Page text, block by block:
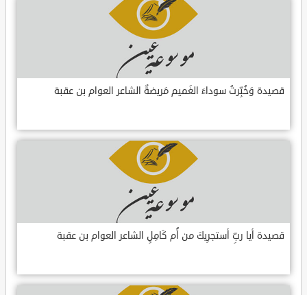
قصيدة وَخُبِّرتُ سوداءَ الغَميم مَريضةٌ الشاعر العوام بن عقبة
قصيدة أيا ربِّ أستجرِيكَ من أُم كَامِلٍ الشاعر العوام بن عقبة